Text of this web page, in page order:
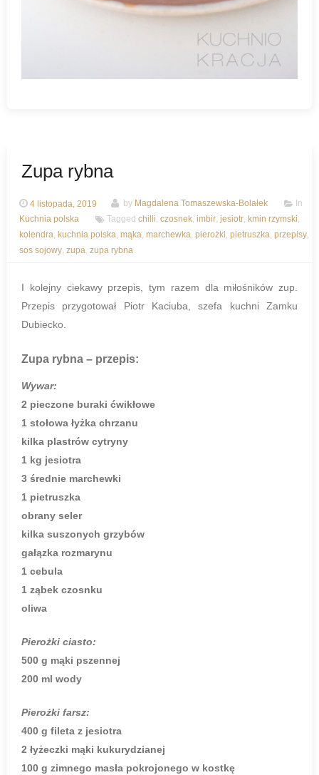
Zupa rybna
4 listopada, 2019 by Magdalena Tomaszewska-Bolałek
In
Kuchnia polska
Tagged chilli, czosnek, imbir, jesiotr, kmin rzymski,
kolendra, kuchnia polska, mąka, marchewka, pierożki, pietruszka, przepisy,
sos sojowy, zupa, zupa rybna
I kolejny ciekawy przepis, tym razem dla miłośników zup.
Przepis przygotował Piotr Kaciuba, szefa kuchni Zamku
Dubiecko.
Zupa rybna – przepis:
Wywar:
2 pieczone buraki ćwikłowe
1 stołowa łyżka chrzanu
kilka plastrów cytryny
1 kg jesiotra
3 średnie marchewki
1 pietruszka
obrany seler
kilka suszonych grzybów
gałązka rozmarynu
1 cebula
1 ząbek czosnku
oliwa
Pierożki ciasto:
500 g mąki pszennej
200 ml wody
Pierożki farsz:
400 g fileta z jesiotra
2 łyżeczki mąki kukurydzianej
100 g zimnego masła pokrojonego w kostkę